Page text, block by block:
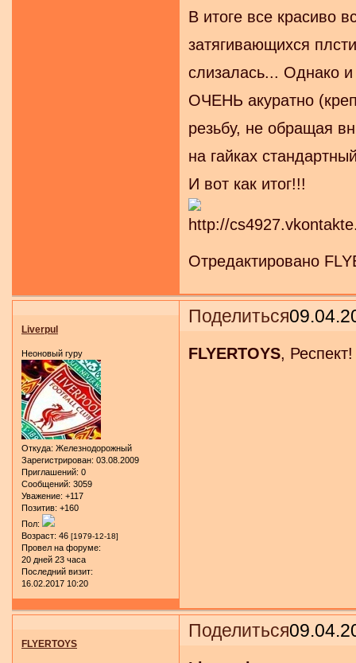
В итоге все красиво
затягивающихся
слизалась... Однако
ОЧЕНЬ акуратно
резьбу, не обращая
на гайках
И вот как итог!!!
Отредактировано
Поделиться
Liverpul
Неоновый гуру
Откуда: Железнодорожный
Зарегистрирован: 03.08.2009
Приглашений: 0
Сообщений: 3059
Уважение: +117
Позитив: +160
Пол:
Возраст: 46 [1979-12-18]
Провел на форуме:
20 дней 23 часа
Последний визит:
16.02.2017 10:20
FLYERTOYS, Респект!
Поделиться
FLYERTOYS